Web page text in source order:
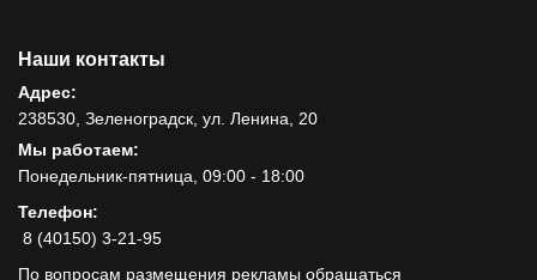
Наши контакты
Адрес:
238530, Зеленоградск, ул. Ленина, 20
Мы работаем:
Понедельник-пятница, 09:00 - 18:00
Телефон:
8 (40150) 3-21-95
По вопросам размещения рекламы обращаться